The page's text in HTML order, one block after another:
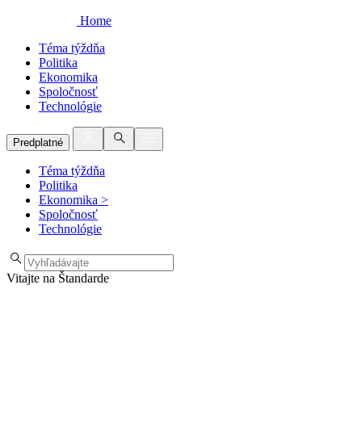
Home
Téma týždňa
Politika
Ekonomika
Spoločnosť
Technológie
Predplatné
Téma týždňa
Politika
Ekonomika >
Spoločnosť
Technológie
Vitajte na Štandarde